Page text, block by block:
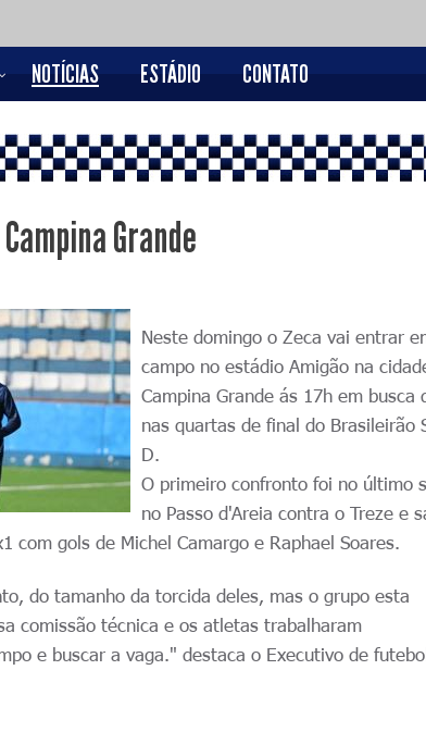
NOTÍCIAS ESTÁDIO CONTATO
Grande
Neste domingo o Zeca vai entrar
campo no estádio Amigão na
Campina Grande ás 17h em busca
nas quartas de final do Brasileirão
D.
O primeiro confronto foi no último
no Passo d'Areia contra o Treze e
com gols de Michel Camargo e Raphael Soares.
do tamanho da torcida deles, mas o grupo esta
comissão técnica e os atletas trabalharam
e buscar a vaga." destaca o Executivo de